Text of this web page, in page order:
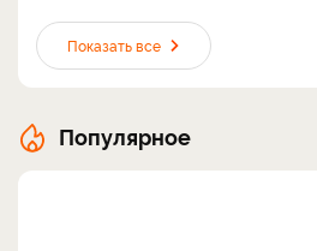
Показать все
Популярное